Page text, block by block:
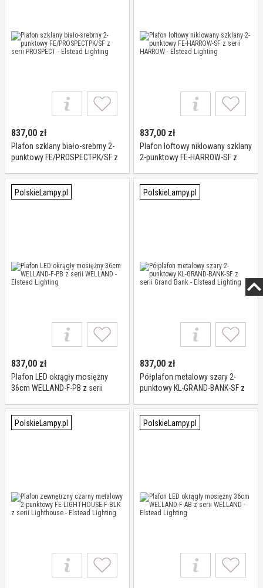
837,00 zł
Plafon szklany biało-srebrny 2-
punktowy FE/PROSPECTPK/SF z
837,00 zł
Plafon loftowy niklowany szklany
2-punktowy FE-HARROW-SF z
PolskieLampy.pl
837,00 zł
Plafon LED okrągły mosiężny
36cm WELLAND-F-PB z serii
PolskieLampy.pl
837,00 zł
Półplafon metalowy szary 2-
punktowy KL-GRAND-BANK-SF z
PolskieLampy.pl PolskieLampy.pl